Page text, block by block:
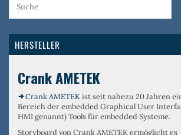
HERSTELLER
Crank AMETEK
Crank AMETEK ist seit nahezu 20 Jahren
Bereich der embedded Graphical User
HMI genannt) Tools für embedded Systeme.
Storyboard von Crank AMETEK ermöglicht es